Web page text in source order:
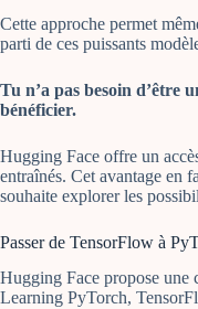
Cette approche permet
parti de ces puissants
Tu n’a pas besoin d’être
bénéficier.
Hugging Face offre un
entraînés. Cet avantage en
souhaite explorer les
Passer de TensorFlow à
Hugging Face propose une
Learning PyTorch,